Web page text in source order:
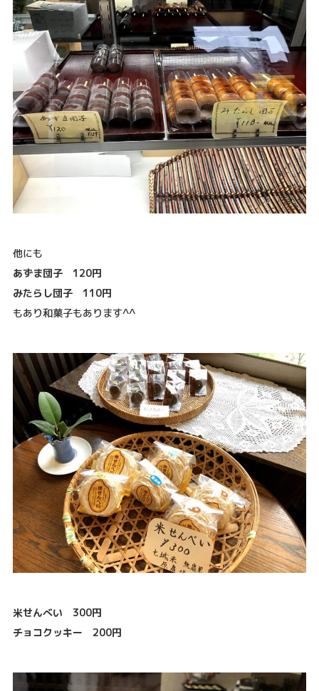
他にも
あずま団子 120円
みたらし団子 110円
もあり和菓子もあります^^
米せんべい 300円
チョコクッキー 200円